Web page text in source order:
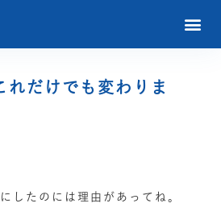
れだけでも変わりま
したのには理由があってね。